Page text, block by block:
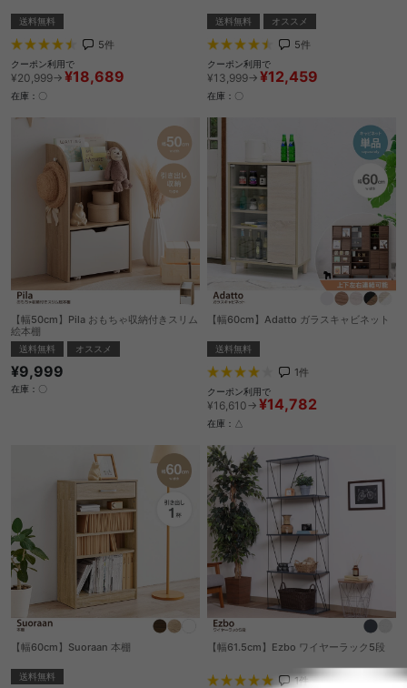
送料無料
5件
クーポン利用で
¥20,999→ ¥18,689
在庫：〇
送料無料 オススメ
5件
クーポン利用で
¥13,999→ ¥12,459
在庫：〇
【幅50cm】Pila おもちゃ収納付きスリム
絵本棚
送料無料 オススメ
¥9,999
在庫：〇
【幅60cm】Adatto ガラスキャビネット
送料無料
1件
クーポン利用で
¥16,610→ ¥14,782
在庫：△
【幅60cm】Suoraan 本棚
送料無料
【幅61.5cm】Ezbo ワイヤーラック5段
1件